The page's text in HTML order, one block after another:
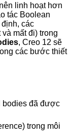
linh hoạt hơn
tác Boolean
định, các
mất đi) trong
, Creo 12 sẽ
các bước thiết
bodies đã được
trong môi